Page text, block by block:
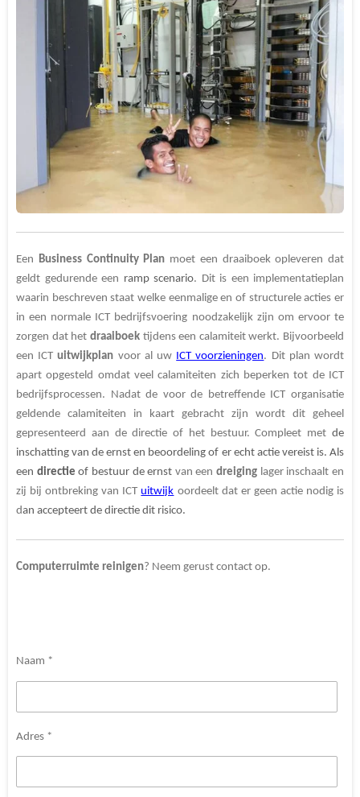
Een Business Continuity Plan moet een draaiboek opleveren dat
geldt gedurende een ramp scenario. Dit is een implementatieplan
waarin beschreven staat welke eenmalige en of structurele acties er
in een normale ICT bedrijfsvoering noodzakelijk zijn om ervoor te
zorgen dat het draaiboektijdens een calamiteit werkt. Bijvoorbeeld
een ICTuitwijkplan voor al uw ICT voorzieningen. Dit plan wordt
apart opgesteld omdat veel calamiteiten zich beperken tot de ICT
bedrijfsprocessen. Nadat de voor de betreffende ICT organisatie
geldende calamiteiten in kaart gebracht zijn wordt dit geheel
gepresenteerd aan de directie of het bestuur. Compleet met de
inschatting van de ernst en beoordeling of er echt actie vereist is. Als
een directie of bestuur de ernst van eendreiging lager inschaalt en
zij bij ontbreking van ICT uitwijk oordeelt dat er geen actie nodig is
dan accepteert de directie dit risico.
Computerruimte reinigen? Neem gerust contact op.
Naam *
Adres *